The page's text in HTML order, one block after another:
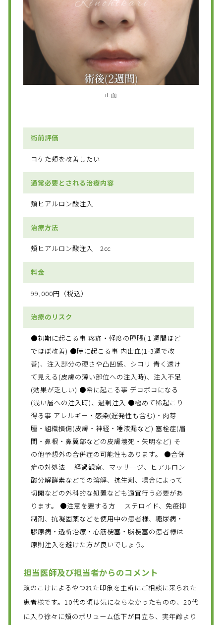
正面
術前評価
コケた頬を改善したい
通常必要とされる治療内容
頬ヒアルロン酸注入
治療方法
頬ヒアルロン酸注入 2㏄
料金
99,000円（税込）
治療のリスク
●初期に起こる事 疼痛・軽度の腫脹(１週間ほど
でほぼ改善) ●時に起こる事 内出血(1-3週で改
善)、注入部分の硬さや凸凹感、シコリ 青く透け
て見える(皮膚の薄い部位への注入時)、注入不足
(効果が乏しい) ●希に起こる事 デコボコになる
(浅い層への注入時)、過剰注入 ●極めて稀起こり
得る事 アレルギー・感染(遅発性も含む)・肉芽
腫・組織損傷(皮膚・神経・唾液漏など) 塞栓症(眉
間・鼻根・鼻翼部などの皮膚壊死・失明など) そ
の他予想外の合併症の可能性もあります。 ●合併
症の対処法 経過観察、マッサージ、ヒアルロン
酸分解酵素などでの溶解、抗生剤、場合によって
切開などの外科的な処置なども適宜行う必要があ
ります。 ●注意を要する方 ステロイド、免疫抑
制剤、抗凝固薬などを使用中の患者様、糖尿病・
膠原病・透析治療・心筋梗塞・脳梗塞の患者様は
原則注入を避けた方が良いでしょう。
担当医師及び担当者からのコメント
頬のこけによるやつれた印象を主訴にご相談に来られた
患者様です。10代の頃は気にならなかったものの、20代
に入り徐々に頬のボリューム低下が目立ち、実年齢より